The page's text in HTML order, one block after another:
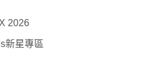
2026
新星專區